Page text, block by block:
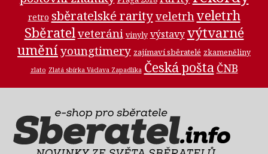
retro sběratelské rarityveletrhveletrh
Sběratelveteráni vinyly výstavy výtvarné
uměníyoungtimery zajímaví sběratelé zkameněliny
zlato Zlatá sbírka Václava Zapadlíka Česká pošta ČNB